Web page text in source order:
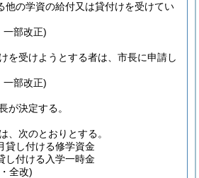
他の学資の給付又は貸付けを受けてい
一部改正)
を受けようとする者は、市長に申請し
一部改正)
が決定する。
、次のとおりとする。
貸し付ける修学資金
し付ける入学一時金
全改)